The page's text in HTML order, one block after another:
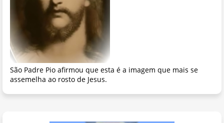
São Padre Pio afirmou que esta é a imagem que mais se
assemelha ao rosto de Jesus.